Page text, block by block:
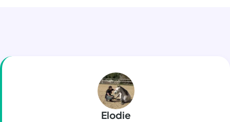
Elodie